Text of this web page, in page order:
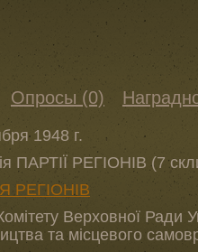
Опросы (0)
1948 г.
ПАРТІЇ РЕГІОНІВ (7
РЕГІОНІВ
Верховної Ради
та місцевого